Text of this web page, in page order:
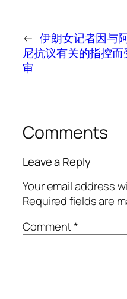
← 伊朗女记者因与
尼抗议有关的指控而
审
Comments
Leave a Reply
Your email address
Required fields are
Comment*